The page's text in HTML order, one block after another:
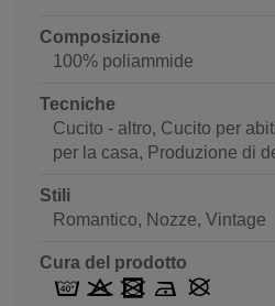
Composizione
100% poliammide
Tecniche
Cucito - altro, Cucito per
per la casa, Produzione di
Stili
Romantico, Nozze, Vintage
Cura del prodotto